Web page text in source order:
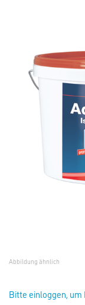
Abbildung ähnlich
Bitte einloggen, um